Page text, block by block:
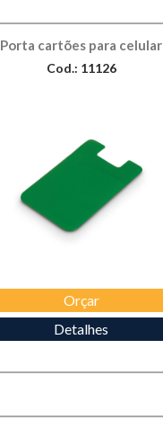
Porta cartões para celular
Cod.: 11126
Orçar
Detalhes